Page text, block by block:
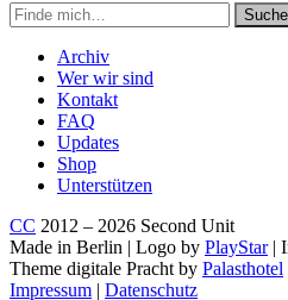
Suche
in
https://secondunit-
podcast.de/
Archiv
Wer wir sind
Kontakt
FAQ
Updates
Shop
Unterstützen
CC 2012 – 2026 Second Unit
Made in Berlin | Logo by PlayStar|
Theme digitale Pracht by Palasthotel
Impressum | Datenschutz